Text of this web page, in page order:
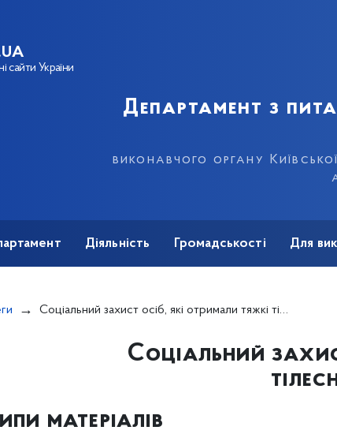
сайти України
Департамент з
виконавчого органу
Діяльність Громадськості Для
Соціальний захист осіб, які отримали тяжкі тілесні ушкодження
Соціальний
матеріалів